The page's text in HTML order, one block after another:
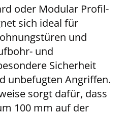
oder Modular Profil-
sich ideal für
und
und
Sicherheit
unbefugten Angriffen.
sorgt dafür, dass
100 mm auf der